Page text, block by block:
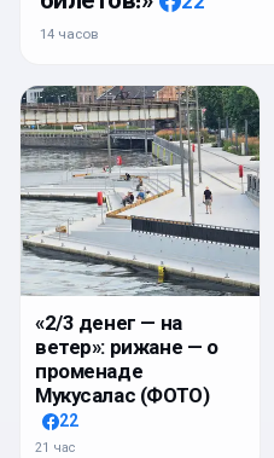
14 часов
«2/3 денег — на
ветер»: рижане — о
променаде
Мукусалас (ФОТО)
22
21 час